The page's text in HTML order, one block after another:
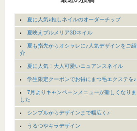
夏に人気♪推しネイルのオーダーチップ
夏映えプルメリア3Dネイル
夏も指先からオシャレに♪人気デザインをご紹
介
夏に人気！大人可愛いニュアンスネイル
学生限定クーポンでお得にまつ毛エクステを♪
7月よりキャンペーンメニューが新しくなりま
した
シンプルからデザインまで幅広く♪
うるつやキラデザイン